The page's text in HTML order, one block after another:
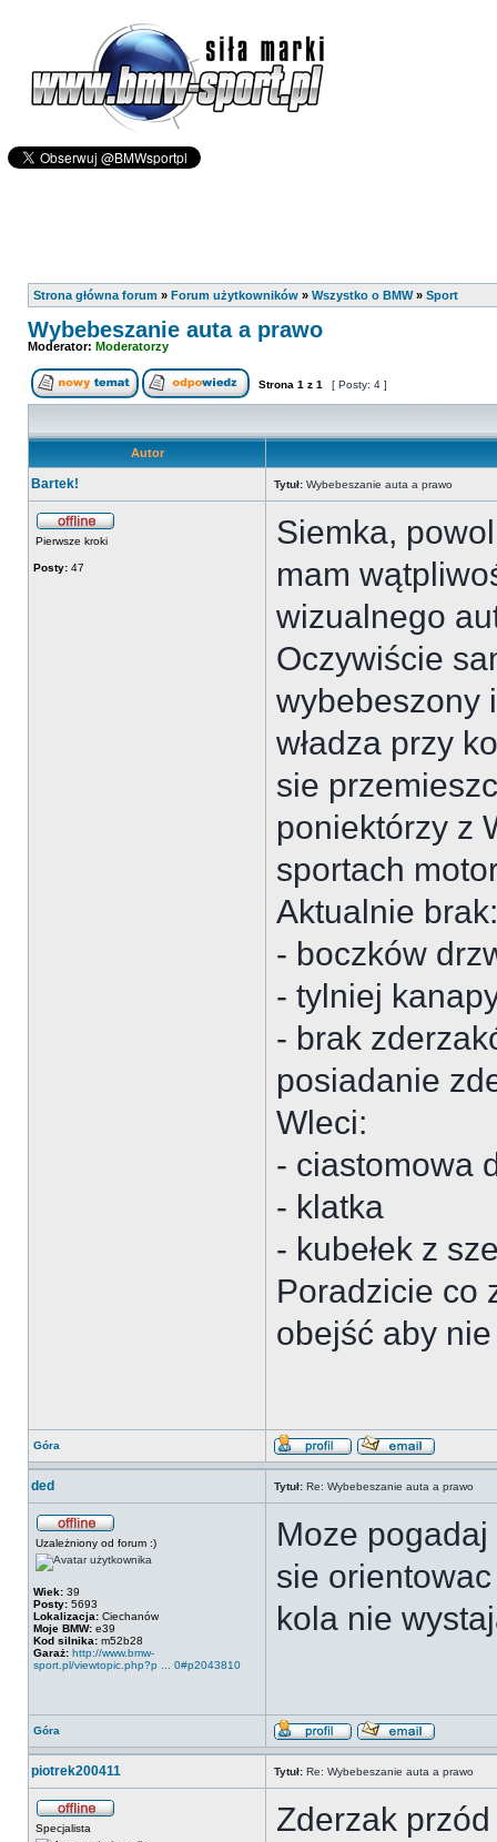
Strona główna forum » Forum użytkowników » Wszystko o BMW» Sport
Wybebeszanie auta a prawo
Moderator: Moderatorzy
Strona 1 z 1 [ Posty: 4 ]
Autor
Bartek! Tytuł: Wybebeszanie auta a prawo
Pierwsze kroki
Posty: 47
Siemka,
mam
wizualnego
Oczywiście
wybebeszony
władza przy
sie
poniektórzy z
sportach
Aktualnie brak:
- boczków
- tylniej
- brak
posiadanie
Wleci:
- ciastomowa
- klatka
- kubełek z
Poradzicie co
obejść aby
Góra
ded Tytuł: Re: Wybebeszanie auta a prawo
Uzależniony od forum :)
Wiek: 39
Posty: 5693
Lokalizacja: Ciechanów
Moje BMW: e39
Kod silnika: m52b28
Garaż: http://www.bmw-
sport.pl/viewtopic.php?p ... 0#p2043810
Moze
sie
kola nie
Góra
piotrek200411 Tytuł: Re: Wybebeszanie auta a prawo
Specjalista
Zderzak